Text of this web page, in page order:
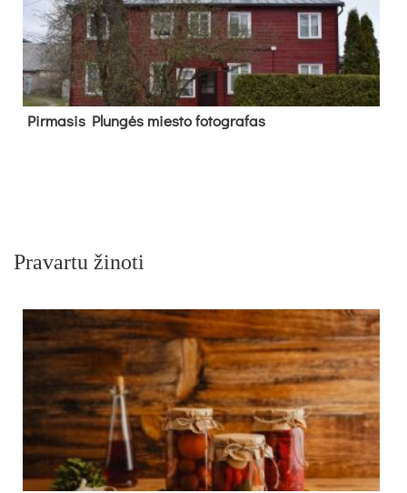
Pir­ma­sis Plun­gės mies­to fo­tog­ra­fas
Pravartu žinoti